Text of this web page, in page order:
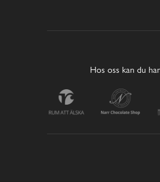
Hos oss kan du